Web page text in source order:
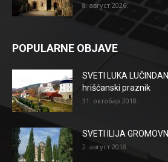
8. август 2026.
POPULARNE OBJAVE
SVETI LUKA
hrišćanski praznik
31. октобар 2018.
SVETI ILIJA
2. август 2018.